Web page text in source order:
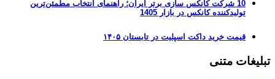
10 شرکت کانکس سازی برتر ایران؛ راهنمای انتخاب مطمئن‌ترین
تولیدکننده کانکس در بازار 1405
قیمت خرید داکت اسپلیت در تابستان ۱۴۰۵
تبلیغات متنی